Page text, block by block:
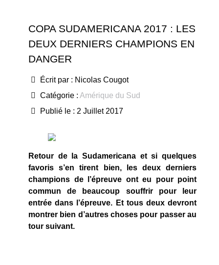
COPA SUDAMERICANA 2017 : LES
DEUX DERNIERS CHAMPIONS EN
DANGER
Écrit par : Nicolas Cougot
Catégorie : Amérique du Sud
Publié le : 2 Juillet 2017
Retour de la Sudamericana et si quelques
favoris s’en tirent bien, les deux derniers
champions de l’épreuve ont eu pour point
commun de beaucoup souffrir pour leur
entrée dans l’épreuve. Et tous deux devront
montrer bien d’autres choses pour passer au
tour suivant.